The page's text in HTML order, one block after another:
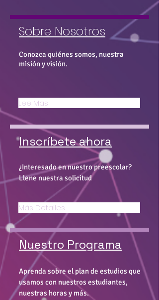
Sobre Nosotros
Conozca quiénes somos, nuestra
misión y visión.
Lee Mas
Inscríbete ahora
¿Interesado en nuestro preescolar?
Llene nuestra solicitud
Más Detalles
Nuestro Programa
Aprenda sobre el plan de estudios que
usamos con nuestros estudiantes,
nuestras horas y más.